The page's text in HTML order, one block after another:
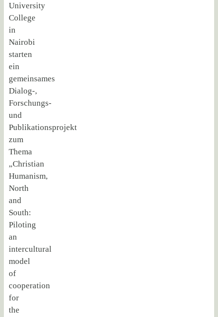
University
College
in
Nairobi
starten
ein
gemeinsames
Dialog-,
Forschungs-
und
Publikationsprojekt
zum
Thema
„Christian
Humanism,
North
and
South:
Piloting
an
intercultural
model
of
cooperation
for
the